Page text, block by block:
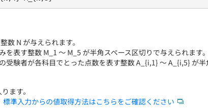
数 N が与えられます。
を表す整数 M_1 〜 M_5 が半角スペース区切りで与えられます。
受験者が各科目でとった点数を表す整数 A_{i,1} 〜 A_{i,5} が半
ます。
標準入力からの値取得方法はこちらをご確認ください